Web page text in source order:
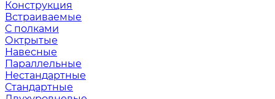
Конструкция
Встраиваемые
С полками
Октрытые
Навесные
Параллельные
Нестандартные
Стандартные